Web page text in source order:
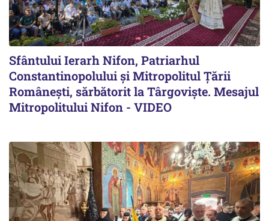
Sfântului Ierarh Nifon, Patriarhul
Constantinopolului și Mitropolitul Țării
Românești, sărbătorit la Târgoviște. Mesajul
Mitropolitului Nifon - VIDEO